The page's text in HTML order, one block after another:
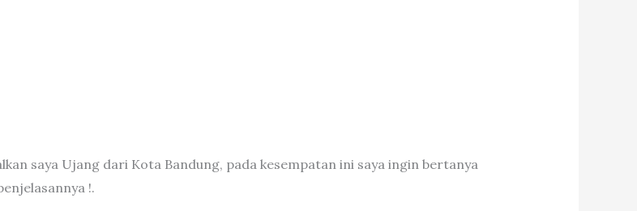
saya Ujang dari Kota Bandung, pada kesempatan ini saya ingin bertanya
!.